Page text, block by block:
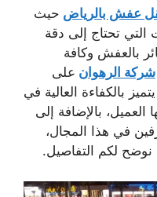
عفش بالرياض حيث
التي تحتاج إلى دقة
بالعفش وكافة
شركة الرهوان على
بالكفاءة العالية في
بالإضافة إلى
في هذا المجال،
لكم التفاصيل.